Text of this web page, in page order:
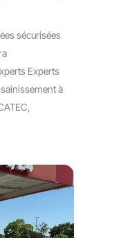
sécurisées
Experts
à